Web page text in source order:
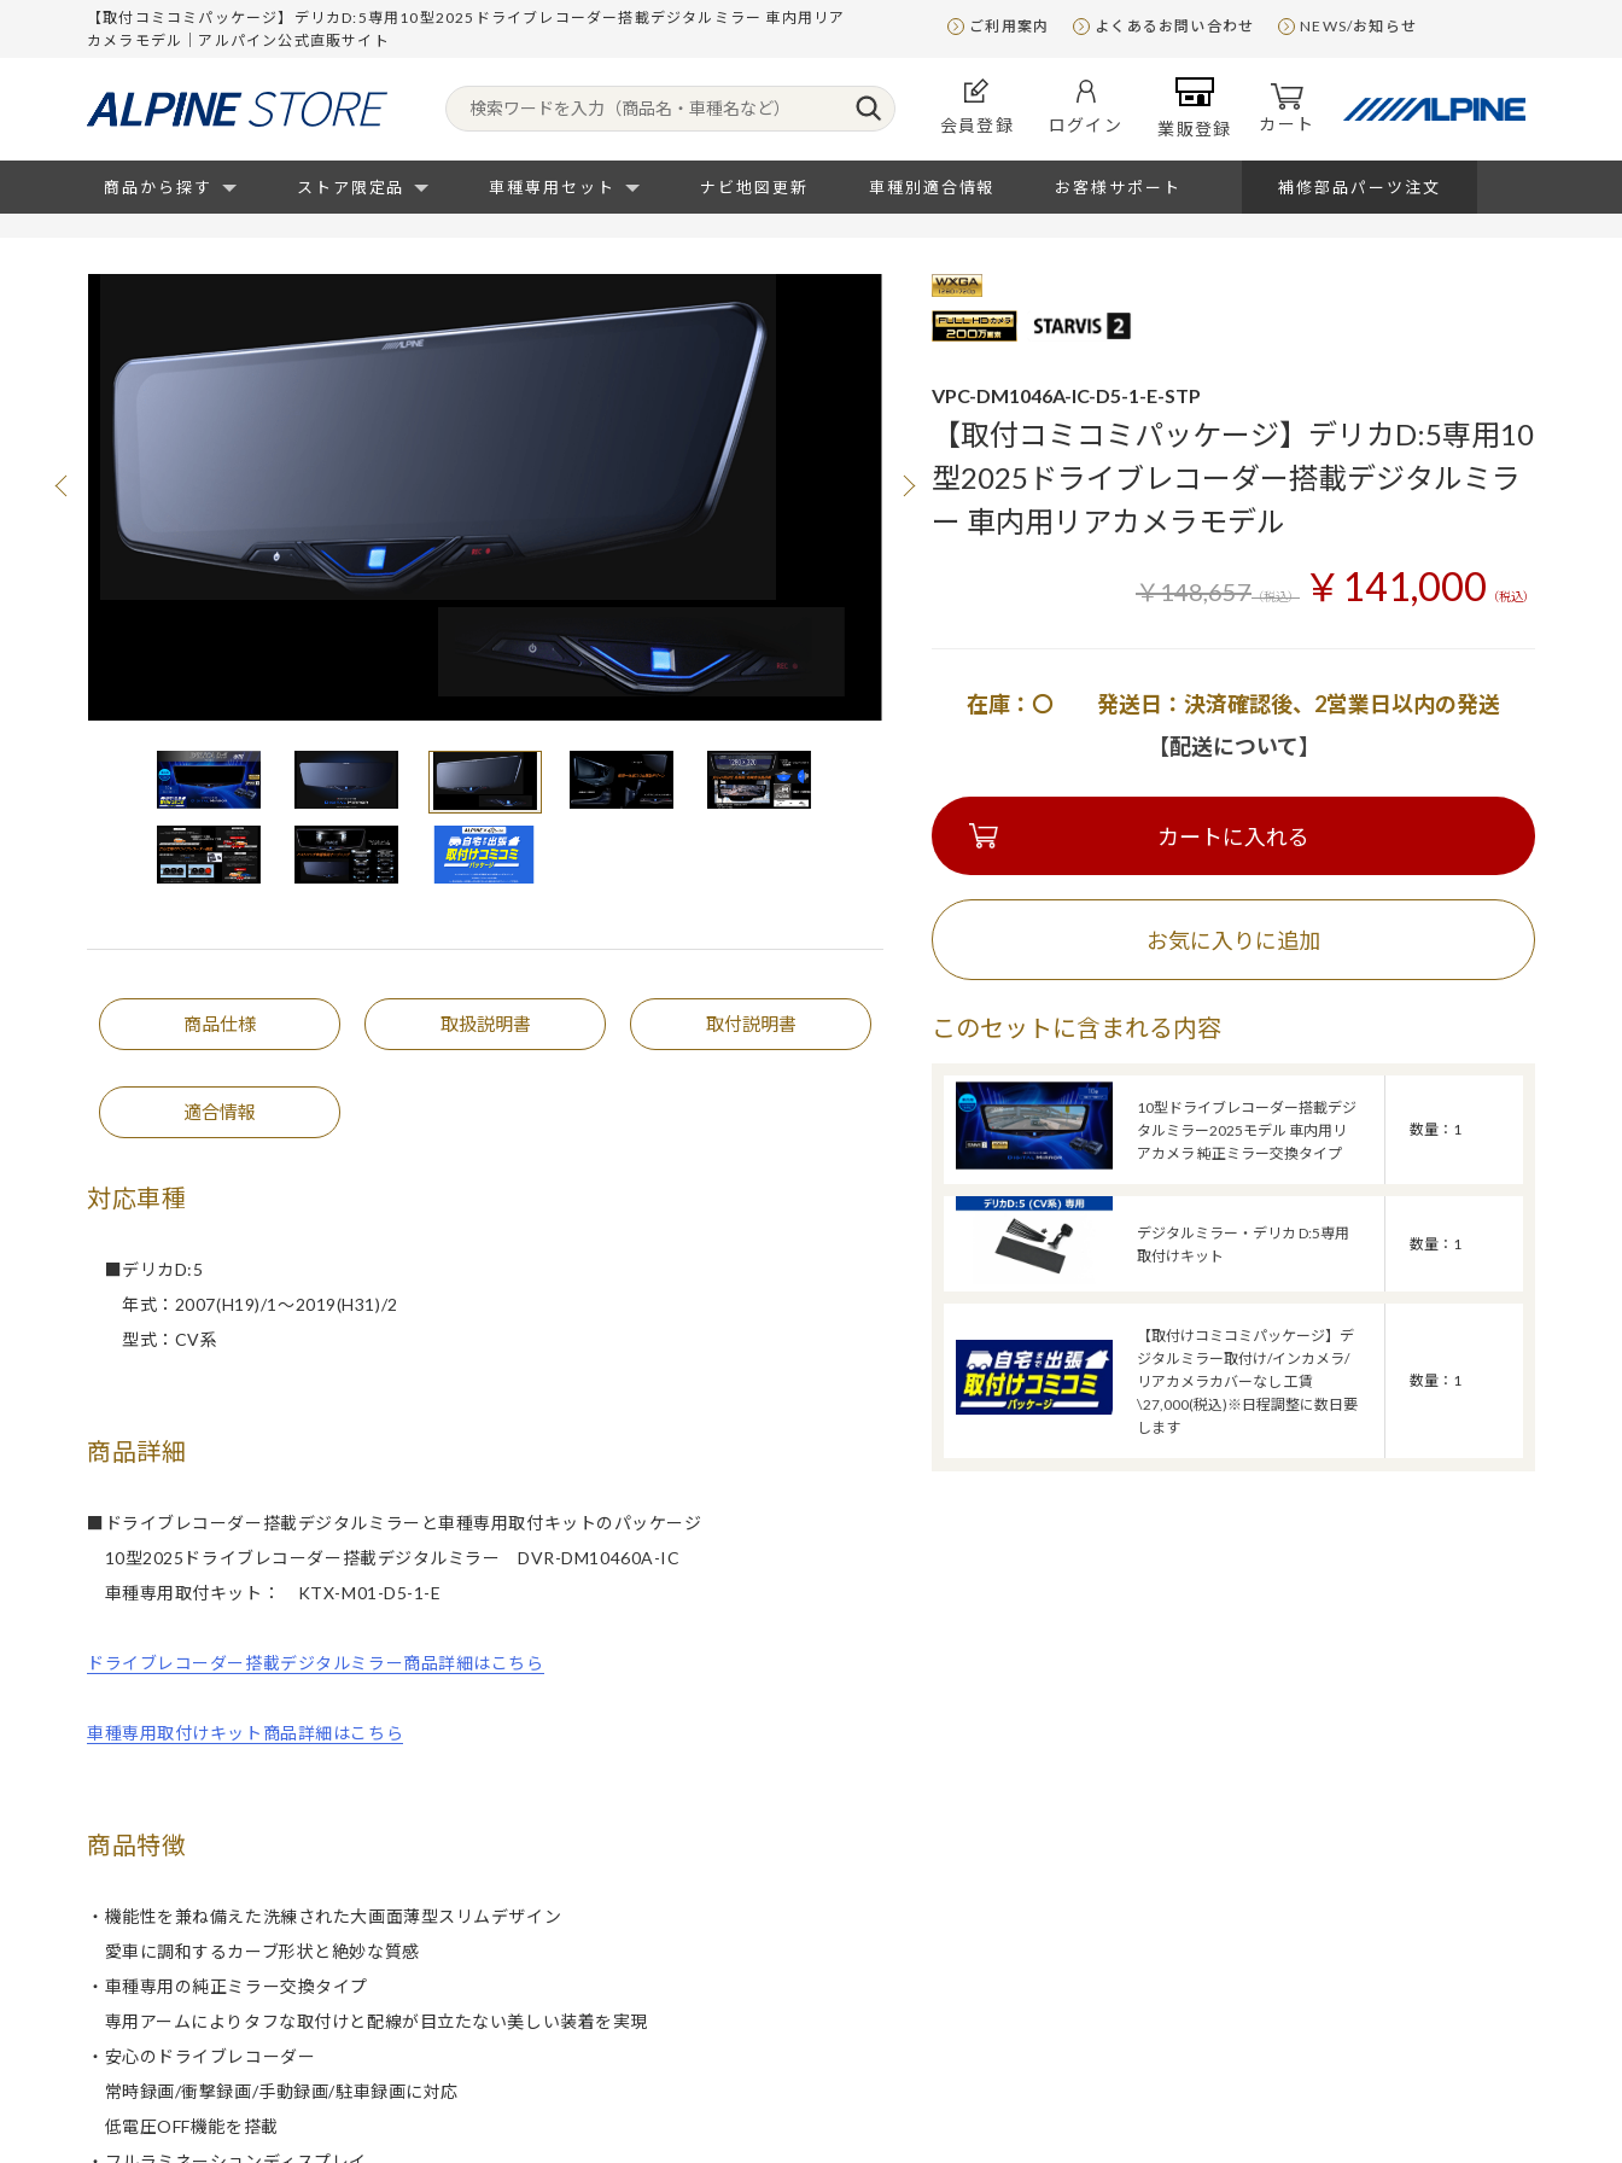
【取付コミコミパッケージ】デリカD:5専用10型2025ドライブレコーダー搭載デジタルミラー 車内用リア
カメラモデル｜アルパイン公式直販サイト
ご利用案内 よくあるお問い合わせ NEWS/お知らせ
会員登録 ログイン 業販登録 カート
商品から探す ストア限定品 車種専用セット ナビ地図更新 車種別適合情報 お客様サポート 補修部品パーツ注文
商品仕様 取扱説明書 取付説明書
適合情報
対応車種
■デリカD:5
年式：2007(H19)/1～2019(H31)/2
型式：CV系
商品詳細
■ドライブレコーダー搭載デジタルミラーと車種専用取付キットのパッケージ
10型2025ドライブレコーダー搭載デジタルミラー DVR-DM10460A-IC
車種専用取付キット： KTX-M01-D5-1-E
ドライブレコーダー搭載デジタルミラー商品詳細はこちら
車種専用取付けキット商品詳細はこちら
商品特徴
・機能性を兼ね備えた洗練された大画面薄型スリムデザイン
愛車に調和するカーブ形状と絶妙な質感
・車種専用の純正ミラー交換タイプ
専用アームによりタフな取付けと配線が目立たない美しい装着を実現
・安心のドライブレコーダー
常時録画/衝撃録画/手動録画/駐車録画に対応
低電圧OFF機能を搭載
VPC-DM1046A-IC-D5-1-E-STP
【取付コミコミパッケージ】デリカD:5専用10
型2025ドライブレコーダー搭載デジタルミラ
ー 車内用リアカメラモデル
￥148,657（税込） ￥141,000 （税込）
在庫：〇 発送日：決済確認後、2営業日以内の発送
【配送について】
カートに入れる
このセットに含まれる内容
10型ドライブレコーダー搭載デジ
タルミラー2025モデル 車内用リ
アカメラ 純正ミラー交換タイプ
数量：1
デジタルミラー・デリカ D:5専用
取付けキット
数量：1
【取付けコミコミパッケージ】デ
ジタルミラー取付け/インカメラ/
リアカメラカバーなし 工賃
\27,000(税込)※日程調整に数日要
します
数量：1
お気に入りに追加